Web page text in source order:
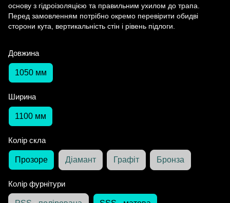
основу з гідроізоляцією та правильним ухилом до трапа.
Перед замовленням потрібно окремо перевірити обидві
сторони кута, вертикальність стін і рівень підлоги.
Довжина
1050 мм
Ширина
1100 мм
Колір скла
Прозоре Діамант Графіт Бронза
Колір фурнітури